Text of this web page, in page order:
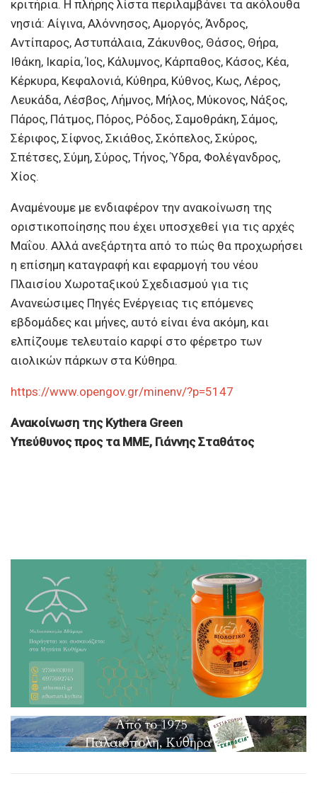
κριτήρια. Η πλήρης λίστα περιλαμβάνει τα ακόλουθα
νησιά: Αίγινα, Αλόννησος, Αμοργός, Άνδρος,
Αντίπαρος, Αστυπάλαια, Ζάκυνθος, Θάσος, Θήρα,
Ιθάκη, Ικαρία, Ίος, Κάλυμνος, Κάρπαθος, Κάσος, Κέα,
Κέρκυρα, Κεφαλονιά, Κύθηρα, Κύθνος, Κως, Λέρος,
Λευκάδα, Λέσβος, Λήμνος, Μήλος, Μύκονος, Νάξος,
Πάρος, Πάτμος, Πόρος, Ρόδος, Σαμοθράκη, Σάμος,
Σέριφος, Σίφνος, Σκιάθος, Σκόπελος, Σκύρος,
Σπέτσες, Σύμη, Σύρος, Τήνος, Ύδρα, Φολέγανδρος,
Χίος.
Αναμένουμε με ενδιαφέρον την ανακοίνωση της
οριστικοποίησης που έχει υποσχεθεί για τις αρχές
Μαΐου. Αλλά ανεξάρτητα από το πώς θα προχωρήσει
η επίσημη καταγραφή και εφαρμογή του νέου
Πλαισίου Χωροταξικού Σχεδιασμού για τις
Ανανεώσιμες Πηγές Ενέργειας τις επόμενες
εβδομάδες και μήνες, αυτό είναι ένα ακόμη, και
ελπίζουμε τελευταίο καρφί στο φέρετρο των
αιολικών πάρκων στα Κύθηρα.
https://www.opengov.gr/minenv/?p=5147
Ανακοίνωση της Kythera Green
Υπεύθυνος προς τα ΜΜΕ, Γιάννης Σταθάτος